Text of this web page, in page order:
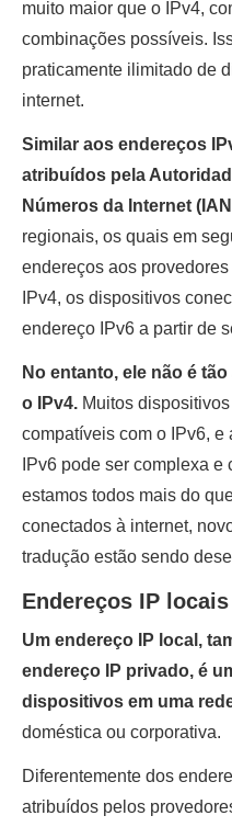
muito maior que o IPv4,
combinações possíveis.
praticamente ilimitado de
internet.
Similar aos endereços
atribuídos pela
Números da Internet
regionais, os quais em
endereços aos
IPv4, os dispositivos
endereço IPv6 a partir de
No entanto, ele não é
o IPv4. Muitos
compatíveis com o IPv6, e
IPv6 pode ser complexa
estamos todos mais do
conectados à internet,
tradução estão sendo
Endereços IP locais
Um endereço IP local,
endereço IP privado, é
dispositivos em uma
doméstica ou corporativa.
Diferentemente dos
atribuídos pelos